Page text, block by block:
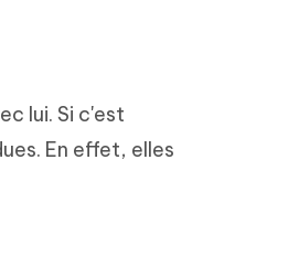
lui. Si c'est
En effet, elles